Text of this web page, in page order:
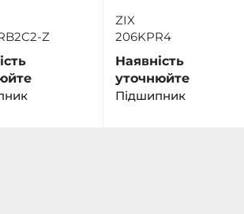
Z
ZIX
206KPR4
Наявність
уточнюйте
Підшипник